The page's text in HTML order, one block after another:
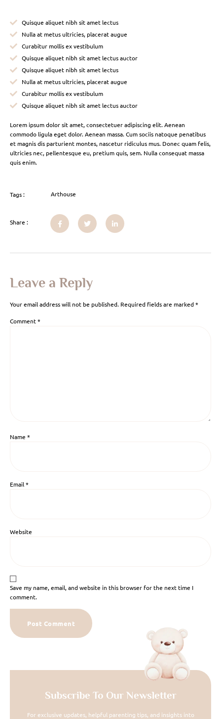
Quisque aliquet nibh sit amet lectus
Nulla at metus ultricies, placerat augue
Curabitur mollis ex vestibulum
Quisque aliquet nibh sit amet lectus auctor
Quisque aliquet nibh sit amet lectus
Nulla at metus ultricies, placerat augue
Curabitur mollis ex vestibulum
Quisque aliquet nibh sit amet lectus auctor
Lorem ipsum dolor sit amet, consectetuer adipiscing elit. Aenean
commodo ligula eget dolor. Aenean massa. Cum sociis natoque penatibus
et magnis dis parturient montes, nascetur ridiculus mus. Donec quam felis,
ultricies nec, pellentesque eu, pretium quis, sem. Nulla consequat massa
quis enim.
Tags : Arthouse
Share :
Leave a Reply
Your email address will not be published. Required fields are marked*
Comment*
Name *
Email*
Website
Save my name, email, and website in this browser for the next time I
comment.
Subscribe To Our Newsletter
For exclusive updates, helpful parenting tips, and insights into